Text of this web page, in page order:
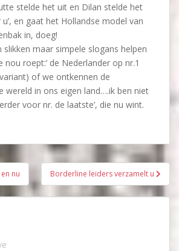
stelde het uit en Dilan stelde het
u’, en gaat het Hollandse model van
in, doeg!
slikken maar simpele slogans helpen
roept:’ de Nederlander op nr.1
of we ontkennen de
wereld in ons eigen land….ik ben niet
voor nr. de laatste’, die nu wint.
nu Borderline leiders verzamelt u